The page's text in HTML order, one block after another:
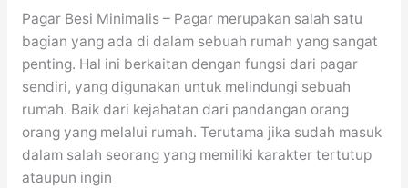
Pagar Besi Minimalis – Pagar merupakan salah satu
bagian yang ada di dalam sebuah rumah yang sangat
penting. Hal ini berkaitan dengan fungsi dari pagar
sendiri, yang digunakan untuk melindungi sebuah
rumah. Baik dari kejahatan dari pandangan orang
orang yang melalui rumah. Terutama jika sudah masuk
dalam salah seorang yang memiliki karakter tertutup
ataupun ingin